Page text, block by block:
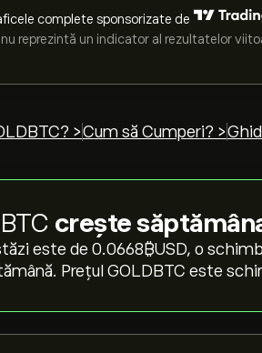
complete sponsorizate de
reprezintă un indicator al rezultatelor
>Cum să Cumperi? >
crește
este de 0.0668‎₿‎USD, o
Prețul GOLDBTC este